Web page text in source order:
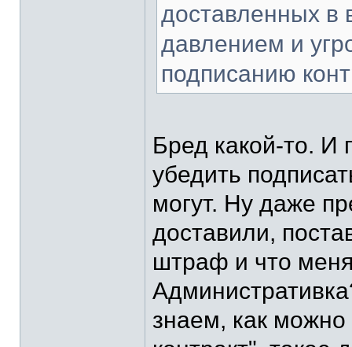
доставленных в
давлением и
подписанию
Бред какой-то. И
убедить
могут. Ну даже
доставили,
штраф и что меня
знаем, как